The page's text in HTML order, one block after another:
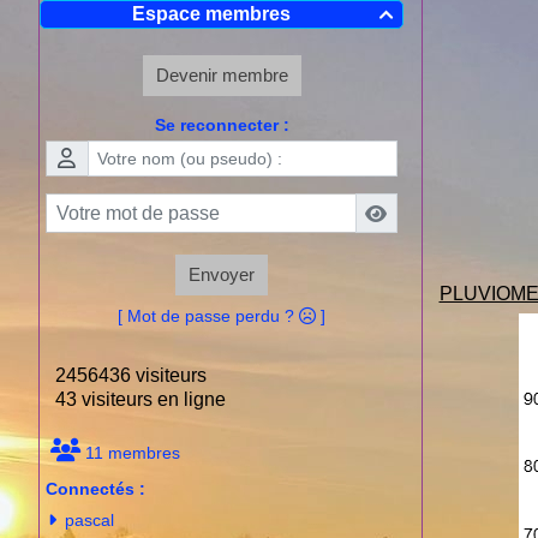

Espace membres
Devenir membre
Se reconnecter :
Envoyer
[ Mot de passe perdu ? ]
2456436 visiteurs
43 visiteurs en ligne
11 membres
Connectés :
pascal